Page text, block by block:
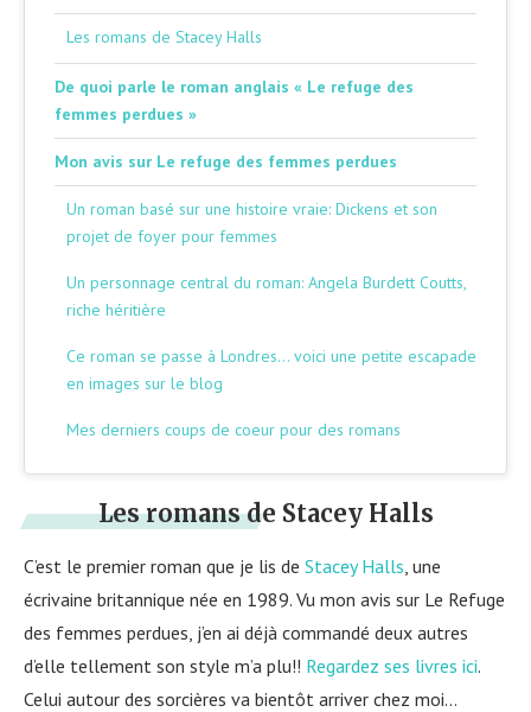
Les romans de Stacey Halls
De quoi parle le roman anglais « Le refuge des
femmes perdues »
Mon avis sur Le refuge des femmes perdues
Un roman basé sur une histoire vraie: Dickens et son
projet de foyer pour femmes
Un personnage central du roman: Angela Burdett Coutts,
riche héritière
Ce roman se passe à Londres… voici une petite escapade
en images sur le blog
Mes derniers coups de coeur pour des romans
Les romans de Stacey Halls
C’est le premier roman que je lis de Stacey Halls , une
écrivaine britannique née en 1989. Vu mon avis sur Le Refuge
des femmes perdues, j’en ai déjà commandé deux autres
d’elle tellement son style m’a plu!! Regardez ses livres ici.
Celui autour des sorcières va bientôt arriver chez moi…